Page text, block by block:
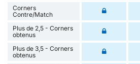
Corners
Contre/Match
Plus de 2,5 - Corners
obtenus
Plus de 3,5 - Corners
obtenus